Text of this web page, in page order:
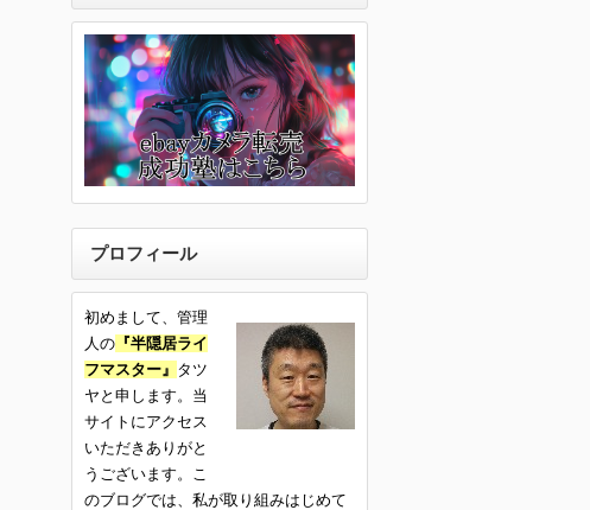
プロフィール
初めまして、管理
人の 『半隠居ライ
フマスター』 タツ
ヤと申します。当
サイトにアクセス
いただきありがと
うございます。こ
のブログでは、私が取り組みはじめて